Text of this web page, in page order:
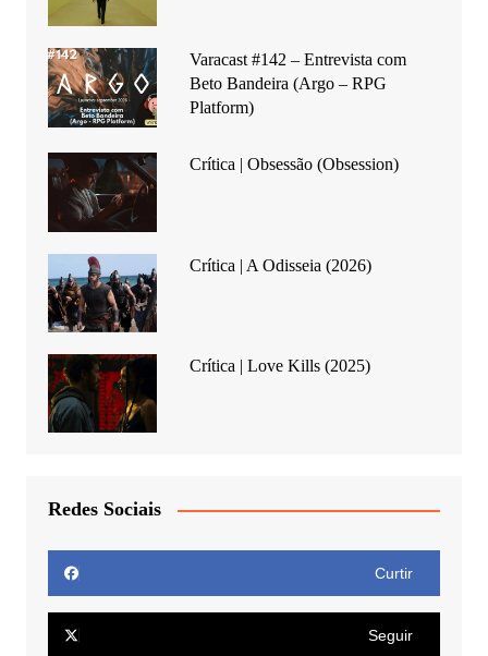
Varacast #142 – Entrevista com
Beto Bandeira (Argo – RPG
Platform)
Crítica | Obsessão (Obsession)
Crítica | A Odisseia (2026)
Crítica | Love Kills (2025)
Redes Sociais
Curtir
Seguir